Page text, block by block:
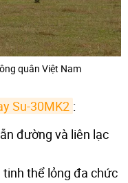
quân Việt Nam
Su-30MK2 :
đường và liên lạc
tinh thể lỏng đa chức